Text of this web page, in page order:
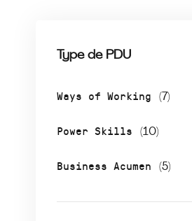
Type de PDU
Ways of Working (7)
Power Skills (10)
Business Acumen (5)